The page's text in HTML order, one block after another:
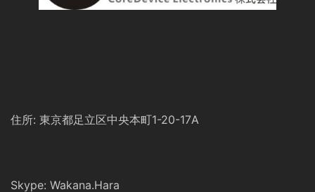
住所: 東京都足立区中央本町1-20-17A
Skype: Wakana.Hara